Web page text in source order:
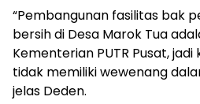
“Pembangunan fasilitas bak
bersih di Desa Marok Tua
Kementerian PUTR Pusat,
tidak memiliki wewenang
jelas Deden.